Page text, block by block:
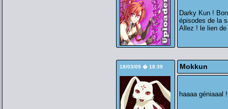
Darky Kun !
épisodes de la
Allez ! le lien
18/03/09 � 18:39 Mokkun
haaaa géniaaal